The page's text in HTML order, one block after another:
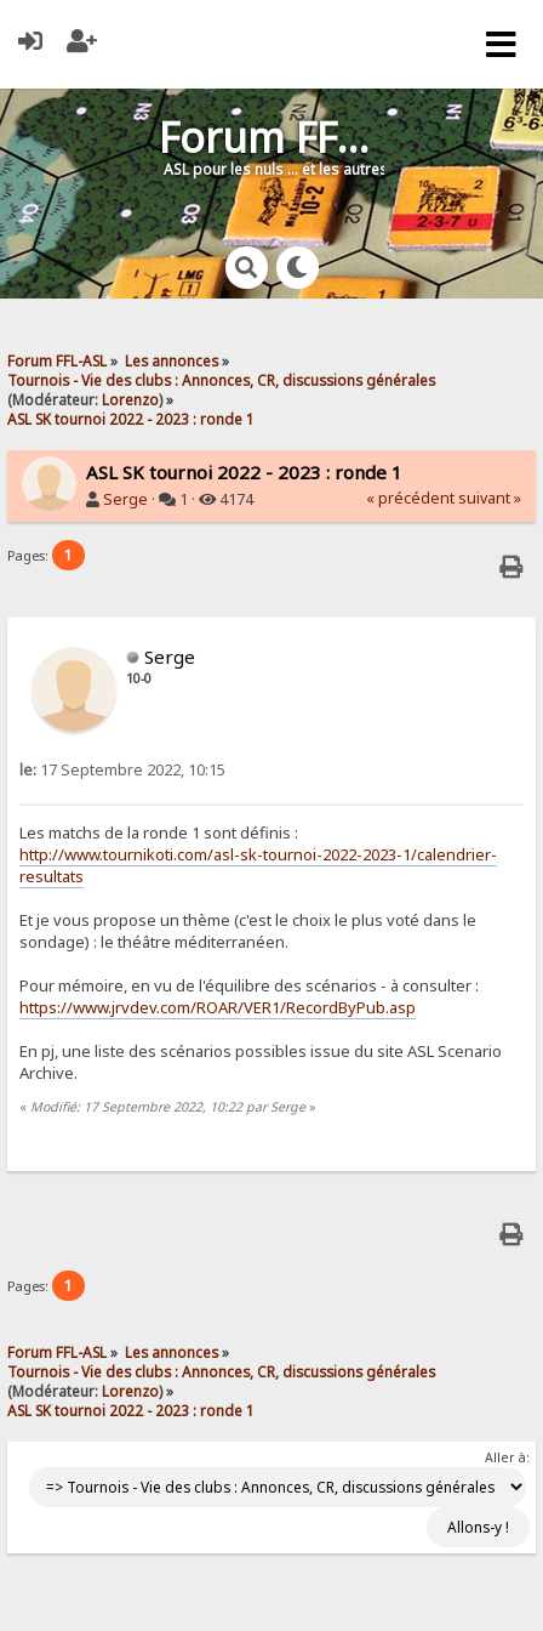
Forum FFL-ASL
ASL pour les nuls … et les autres !
Forum FFL-ASL» Les annonces»
Tournois - Vie des clubs : Annonces, CR, discussions générales
(Modérateur:Lorenzo) »
ASL SK tournoi 2022 - 2023 : ronde 1
ASL SK tournoi 2022 - 2023 : ronde 1
Serge · 1 · 4174 « précédent suivant »
Pages: 1
Serge
10-0
le: 17 Septembre 2022, 10:15
Les matchs de la ronde 1 sont définis :
http://www.tournikoti.com/asl-sk-tournoi-2022-2023-1/calendrier-
resultats
Et je vous propose un thème (c'est le choix le plus voté dans le
sondage) : le théâtre méditerranéen.
Pour mémoire, en vu de l'équilibre des scénarios - à consulter :
https://www.jrvdev.com/ROAR/VER1/RecordByPub.asp
En pj, une liste des scénarios possibles issue du site ASL Scenario
Archive.
« Modifié: 17 Septembre 2022, 10:22 par Serge»
Pages: 1
Forum FFL-ASL» Les annonces»
Tournois - Vie des clubs : Annonces, CR, discussions générales
(Modérateur:Lorenzo) »
ASL SK tournoi 2022 - 2023 : ronde 1
Aller à: